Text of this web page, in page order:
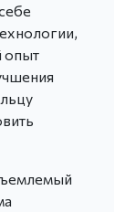
опыт